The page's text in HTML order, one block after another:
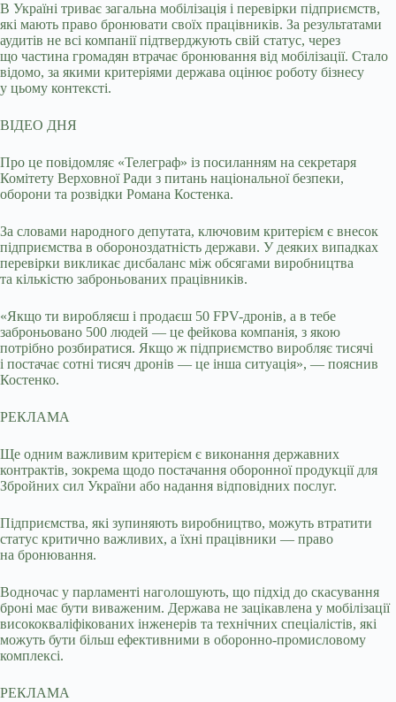
В Україні триває загальна мобілізація і перевірки підприємств,
які мають право бронювати своїх працівників. За результатами
аудитів не всі компанії підтверджують свій статус, через
що частина громадян втрачає бронювання від мобілізації. Стало
відомо, за якими критеріями держава оцінює роботу бізнесу
у цьому контексті.
ВІДЕО ДНЯ
Про це повідомляє «Телеграф» із посиланням на секретаря
Комітету Верховної Ради з питань національної безпеки,
оборони та розвідки Романа Костенка.
За словами народного депутата, ключовим критерієм є внесок
підприємства в обороноздатність держави. У деяких випадках
перевірки викликає дисбаланс між обсягами виробництва
та кількістю заброньованих працівників.
«Якщо ти виробляєш і продаєш 50 FPV-дронів, а в тебе
заброньовано 500 людей — це фейкова компанія, з якою
потрібно розбиратися. Якщо ж підприємство виробляє тисячі
і постачає сотні тисяч дронів — це інша ситуація», — пояснив
Костенко.
РЕКЛАМА
Ще одним важливим критерієм є виконання державних
контрактів, зокрема щодо постачання оборонної продукції для
Збройних сил України або надання відповідних послуг.
Підприємства, які зупиняють виробництво, можуть втратити
статус критично важливих, а їхні працівники — право
на бронювання.
Водночас у парламенті наголошують, що підхід до скасування
броні має бути виваженим. Держава не зацікавлена у мобілізації
висококваліфікованих інженерів та технічних спеціалістів, які
можуть бути більш ефективними в оборонно-промисловому
комплексі.
РЕКЛАМА